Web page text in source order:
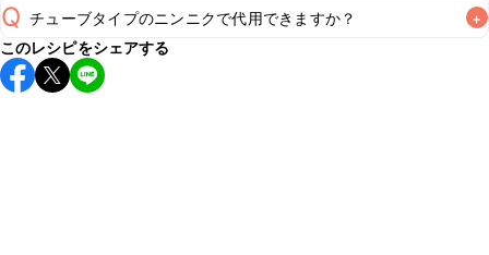
A
こちらのレシピは出来たてをお召し上がりいただくことをお
すすめします。
※日持ちは目安です。
Q チューブタイプのニンニクで代用できますか？ +
A
チューブタイプのニンニクを使用してもお作りいただけま
す。小さじ2を目安に加え、お好みの風味になるようご調節
このレシピをシェアする